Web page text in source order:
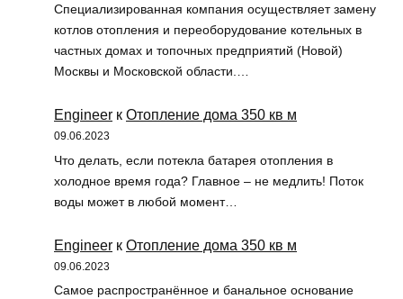
Специализированная компания осуществляет замену
котлов отопления и переоборудование котельных в
частных домах и топочных предприятий (Новой)
Москвы и Московской области.…
Engineer к Отопление дома 350 кв м
09.06.2023
Что делать, если потекла батарея отопления в
холодное время года? Главное – не медлить! Поток
воды может в любой момент…
Engineer к Отопление дома 350 кв м
09.06.2023
Самое распространённое и банальное основание